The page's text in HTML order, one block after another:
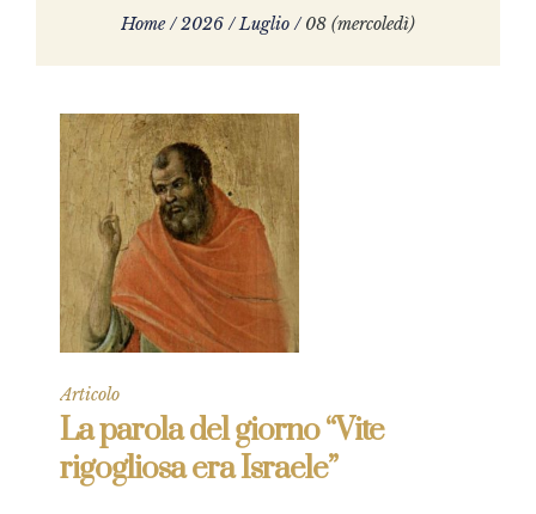
Home /2026 /Luglio /08 (mercoledì)
Articolo
La parola del giorno “Vite
rigogliosa era Israele”